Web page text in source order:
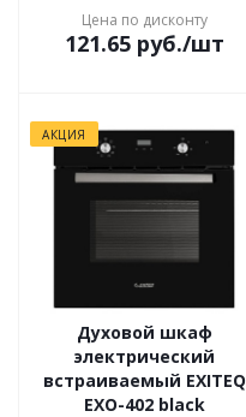
Цена по дисконту
121.65руб./шт
АКЦИЯ
Духовой шкаф
электрический
встраиваемый EXITEQ
EXO-402 black